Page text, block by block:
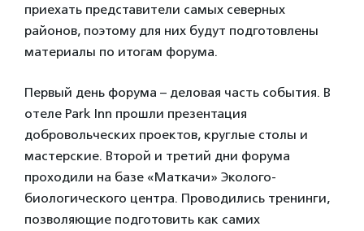
приехать представители самых северных
районов, поэтому для них будут подготовлены
материалы по итогам форума.
Первый день форума – деловая часть события. В
отеле Park Inn прошли презентация
добровольческих проектов, круглые столы и
мастерские. Второй и третий дни форума
проходили на базе «Маткачи» Эколого-
биологического центра. Проводились тренинги,
позволяющие подготовить как самих